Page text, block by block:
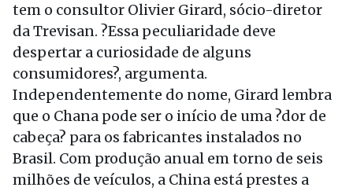
tem o consultor Olivier Girard, sócio-diretor
da Trevisan. ?Essa peculiaridade deve
despertar a curiosidade de alguns
consumidores?, argumenta.
Independentemente do nome, Girard lembra
que o Chana pode ser o início de uma ?dor de
cabeça? para os fabricantes instalados no
Brasil. Com produção anual em torno de seis
milhões de veículos, a China está prestes a